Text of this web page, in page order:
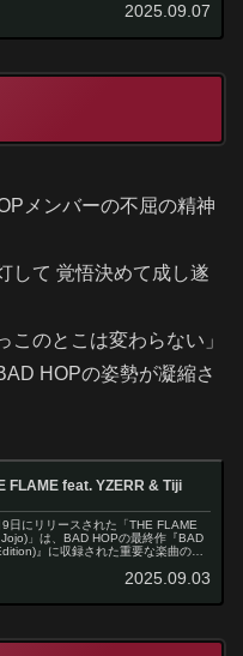
2025.09.07
メンバーの不屈の精神
して 覚悟決めて成し遂
このとこは変わらない」
HOPの姿勢が凝縮さ
FLAME feat. YZERR & Tiji
日にリリースされた「THE FLAME
」は、BAD HOPの最終作『BAD
』に収録された重要な楽曲の一
2025.09.03